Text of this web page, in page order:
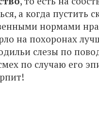
а когда пустить
нормами
на похоронах
слезы по
по случаю его